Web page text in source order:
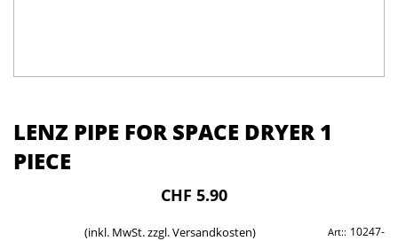
LENZ PIPE FOR SPACE DRYER 1
PIECE
CHF 5.90
(inkl. MwSt. zzgl.Versandkosten) Art:: 10247-